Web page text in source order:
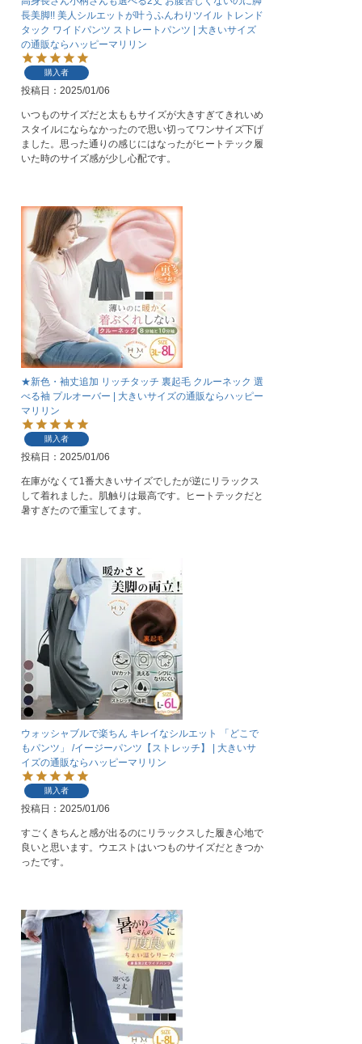
長美脚!! 美人シルエットが叶うふんわりツイル トレンド
タック ワイドパンツ ストレートパンツ | 大きいサイズ
の通販ならハッピーマリリン
購入者
投稿日 2025/01/06
いつものサイズだと太ももサイズが大きすぎてきれいめ
スタイルにならなかったので思い切ってワンサイズ下げ
ました。思った通りの感じにはなったがヒートテック履
いた時のサイズ感が少し心配です。
★新色・袖丈追加 リッチタッチ 裏起毛 クルーネック 選
べる袖 プルオーバー | 大きいサイズの通販ならハッピー
マリリン
購入者
投稿日 2025/01/06
在庫がなくて1番大きいサイズでしたが逆にリラックス
して着れました。肌触りは最高です。ヒートテックだと
暑すぎたので重宝してます。
ウォッシャブルで楽ちん キレイなシルエット 「どこで
もパンツ」 /イージーパンツ【ストレッチ】 | 大きいサ
イズの通販ならハッピーマリリン
購入者
投稿日 2025/01/06
すごくきちんと感が出るのにリラックスした履き心地で
良いと思います。ウエストはいつものサイズだときつか
ったです。